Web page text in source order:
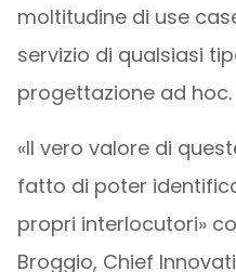
moltitudine di use
servizio di qualsiasi
progettazione ad hoc.
«Il vero valore di
fatto di poter
propri interlocutori»
Broggio, Chief